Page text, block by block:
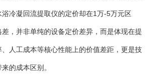
冷凝回流提取仪的定价却在1万-5万元区
，并非单纯的设备定价差异，而是体现在提
人工成本等核心性能上的价值差距，更是技
的成本区别。